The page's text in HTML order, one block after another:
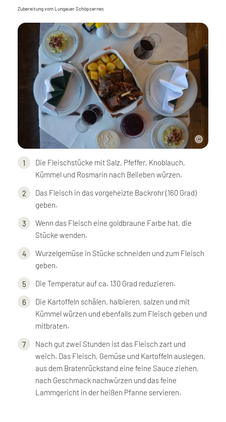
Zubereitung vom Lungauer Schöpsernes
Die Fleischstücke mit Salz, Pfeffer, Knoblauch,
Kümmel und Rosmarin nach Belieben würzen.
Das Fleisch in das vorgeheizte Backrohr (160 Grad)
geben.
Wenn das Fleisch eine goldbraune Farbe hat, die
Stücke wenden.
Wurzelgemüse in Stücke schneiden und zum Fleisch
geben.
Die Temperatur auf ca. 130 Grad reduzieren.
Die Kartoffeln schälen, halbieren, salzen und mit
Kümmel würzen und ebenfalls zum Fleisch geben und
mitbraten.
Nach gut zwei Stunden ist das Fleisch zart und
weich. Das Fleisch, Gemüse und Kartoffeln auslegen,
aus dem Bratenrückstand eine feine Sauce ziehen,
nach Geschmack nachwürzen und das feine
Lammgericht in der heißen Pfanne servieren.